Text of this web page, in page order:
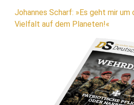
Johannes Scharf: »Es geht mir um
Vielfalt auf dem Planeten!«